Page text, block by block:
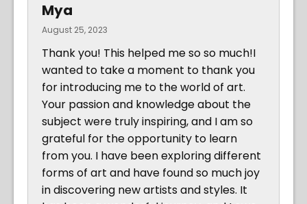
Mya
August 25, 2023
Thank you! This helped me so so much!I
wanted to take a moment to thank you
for introducing me to the world of art.
Your passion and knowledge about the
subject were truly inspiring, and I am so
grateful for the opportunity to learn
from you. I have been exploring different
forms of art and have found so much joy
in discovering new artists and styles. It